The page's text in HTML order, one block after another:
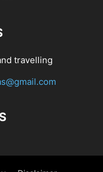
travelling